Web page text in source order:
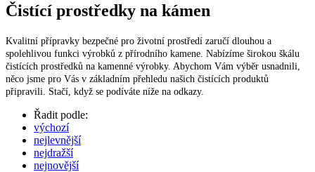
Čistící prostředky na kámen
Kvalitní přípravky bezpečné pro životní prostředí zaručí dlouhou a
spolehlivou funkci výrobků z přírodního kamene. Nabízíme širokou škálu
čistících prostředků na kamenné výrobky. Abychom Vám výběr usnadnili,
něco jsme pro Vás v základním přehledu našich čistících produktů
připravili. Stačí, když se podíváte níže na odkazy.
Řadit podle:
výchozí
nejlevnější
nejdražší
nejnovější